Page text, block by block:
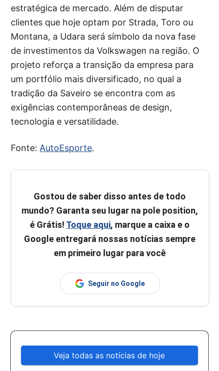
estratégica de mercado. Além de disputar
clientes que hoje optam por Strada, Toro ou
Montana, a Udara será símbolo da nova fase
de investimentos da Volkswagen na região. O
projeto reforça a transição da empresa para
um portfólio mais diversificado, no qual a
tradição da Saveiro se encontra com as
exigências contemporâneas de design,
tecnologia e versatilidade.
Fonte: AutoEsporte.
Gostou de saber disso antes de todo
mundo? Garanta seu lugar na pole position,
é Grátis! Toque aqui, marque a caixa e o
Google entregará nossas notícias sempre
em primeiro lugar para você
Seguir no Google
Veja todas as notícias de hoje